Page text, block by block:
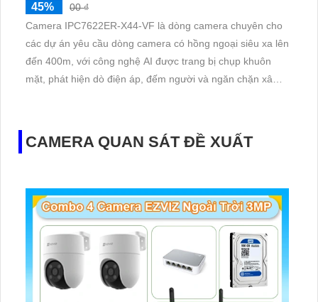
45%
00 ₫
Camera IPC7622ER-X44-VF là dòng camera chuyên cho
các dự án yêu cầu dòng camera có hồng ngoại siêu xa lên
đến 400m, với công nghệ AI được trang bị chụp khuôn
mặt, phát hiện dò điện áp, đếm người và ngăn chặn xâm
CAMERA QUAN SÁT ĐỀ XUẤT